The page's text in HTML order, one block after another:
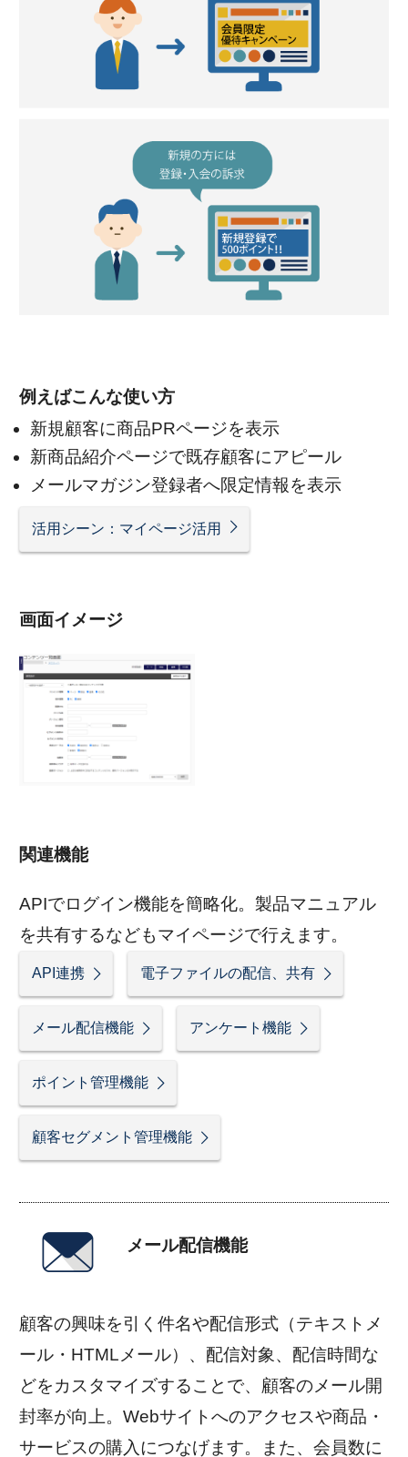
例えばこんな使い方
新規顧客に商品PRページを表示
新商品紹介ページで既存顧客にアピール
メールマガジン登録者へ限定情報を表示
活用シーン：マイページ活用
画面イメージ
関連機能
APIでログイン機能を簡略化。製品マニュアル
を共有するなどもマイページで行えます。
API連携 電子ファイルの配信、共有
メール配信機能 アンケート機能
ポイント管理機能
顧客セグメント管理機能
メール配信機能
顧客の興味を引く件名や配信形式（テキストメ
ール・HTMLメール）、配信対象、配信時間な
どをカスタマイズすることで、顧客のメール開
封率が向上。Webサイトへのアクセスや商品・
サービスの購入につなげます。また、会員数に